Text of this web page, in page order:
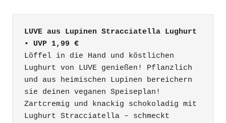
LUVE aus Lupinen Stracciatella Lughurt
• UVP 1,99 €
Löffel in die Hand und köstlichen
Lughurt von LUVE genießen! Pflanzlich
und aus heimischen Lupinen bereichern
sie deinen veganen Speiseplan!
Zartcremig und knackig schokoladig mit
Lughurt Stracciatella – schmeckt